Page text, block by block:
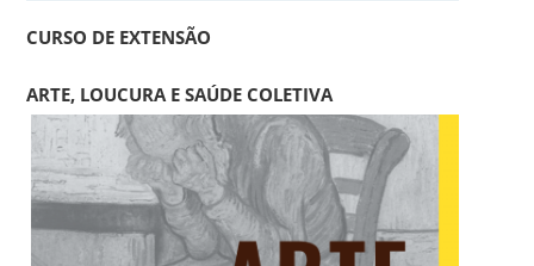
CURSO DE EXTENSÃO
ARTE, LOUCURA E SAÚDE COLETIVA